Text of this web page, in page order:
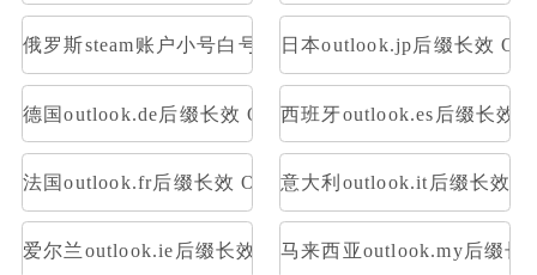
俄罗斯steam账户小号白号空号方舟日本outlook.jp后缀长效
德国outlook.de后缀长效 OAuth2令牌号 支持imap pop
西班牙outlook.es后缀长效
法国outlook.fr后缀长效 OAuth2令牌号 支持imap pop
意大利outlook.it后缀长效
爱尔兰outlook.ie后缀长效 OAuth2令牌号 支持imap pop
马来西亚outlook.my后缀长